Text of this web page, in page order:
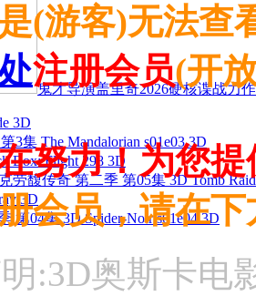
鬼才导演盖里奇2026硬核谍战力
3D
3集 The Mandalorian s01e03 3D
Box: Flight 298 3D
劳馥传奇 第二季 第05集 3D Tomb
3D
第04集 3D Spider-Noir s01e04 3D
(游客)无法查
注册会员(开
努力！为您
会员，请在
:3D奥斯卡电